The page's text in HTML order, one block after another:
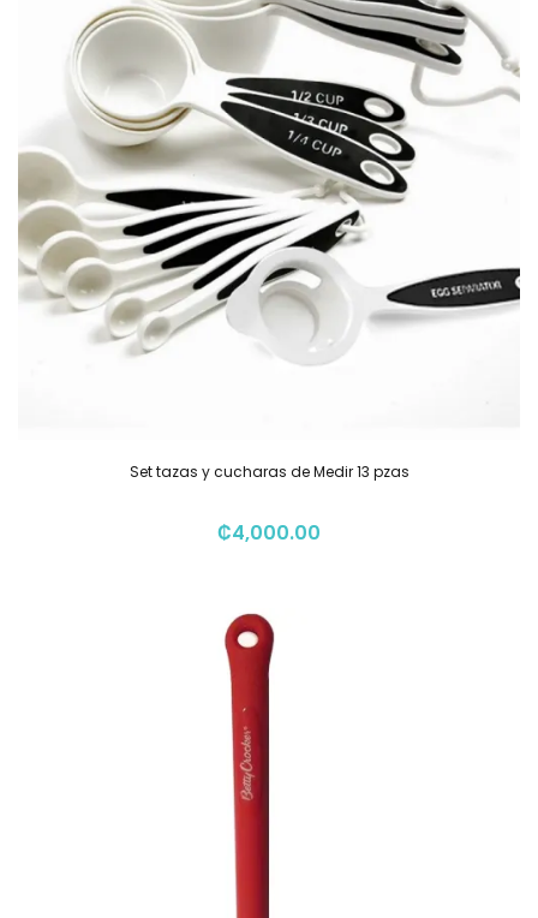
Set tazas y cucharas de Medir 13 pzas
₡4,000.00